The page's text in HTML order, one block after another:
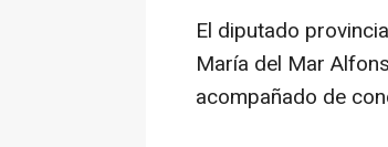
El diputado
María del Mar
acompañado de